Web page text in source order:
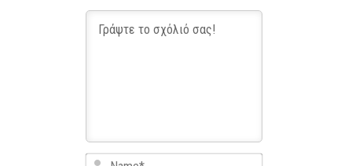
Name*